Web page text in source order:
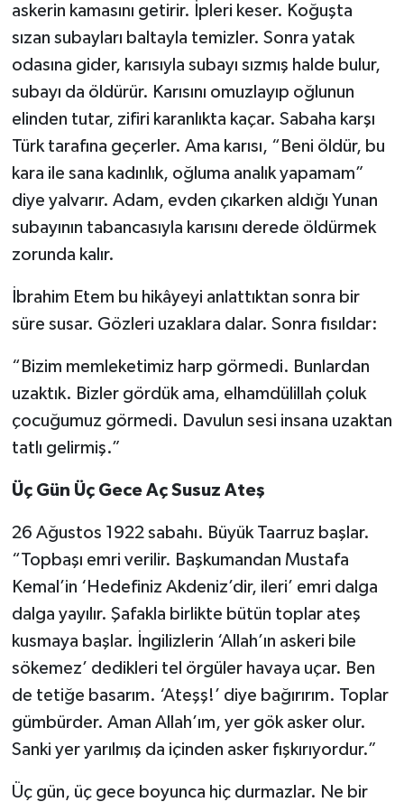
askerin kamasını getirir. İpleri keser. Koğuşta
sızan subayları baltayla temizler. Sonra yatak
odasına gider, karısıyla subayı sızmış halde bulur,
subayı da öldürür. Karısını omuzlayıp oğlunun
elinden tutar, zifiri karanlıkta kaçar. Sabaha karşı
Türk tarafına geçerler. Ama karısı, “Beni öldür, bu
kara ile sana kadınlık, oğluma analık yapamam”
diye yalvarır. Adam, evden çıkarken aldığı Yunan
subayının tabancasıyla karısını derede öldürmek
zorunda kalır.
İbrahim Etem bu hikâyeyi anlattıktan sonra bir
süre susar. Gözleri uzaklara dalar. Sonra fısıldar:
“Bizim memleketimiz harp görmedi. Bunlardan
uzaktık. Bizler gördük ama, elhamdülillah çoluk
çocuğumuz görmedi. Davulun sesi insana uzaktan
tatlı gelirmiş.”
Üç Gün Üç Gece Aç Susuz Ateş
26 Ağustos 1922 sabahı. Büyük Taarruz başlar.
“Topbaşı emri verilir. Başkumandan Mustafa
Kemal’in ‘Hedefiniz Akdeniz’dir, ileri’ emri dalga
dalga yayılır. Şafakla birlikte bütün toplar ateş
kusmaya başlar. İngilizlerin ‘Allah’ın askeri bile
sökemez’ dedikleri tel örgüler havaya uçar. Ben
de tetiğe basarım. ‘Ateşş!’ diye bağırırım. Toplar
gümbürder. Aman Allah’ım, yer gök asker olur.
Sanki yer yarılmış da içinden asker fışkırıyordur.”
Üç gün, üç gece boyunca hiç durmazlar. Ne bir